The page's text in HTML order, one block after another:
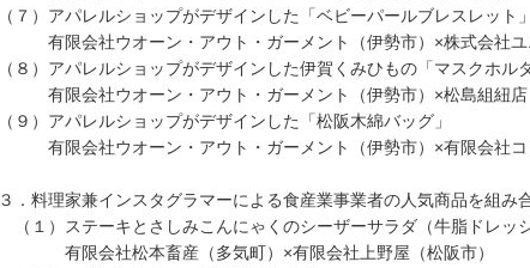
（７）アパレルショップがデザインした「ベビーパールブレスレット」
有限会社ウオーン・アウト・ガーメント（伊勢市）×株式会社
（８）アパレルショップがデザインした伊賀くみひもの「マスクホルダ
有限会社ウオーン・アウト・ガーメント（伊勢市）×松島組
（９）アパレルショップがデザインした「松阪木綿バッグ」
有限会社ウオーン・アウト・ガーメント（伊勢市）×有限会
３．料理家兼インスタグラマーによる食産業事業者の人気商品を組み
（１）ステーキとさしみこんにゃくのシーザーサラダ（牛脂ドレッ
有限会社松本畜産（多気町）×有限会社上野屋（松阪市